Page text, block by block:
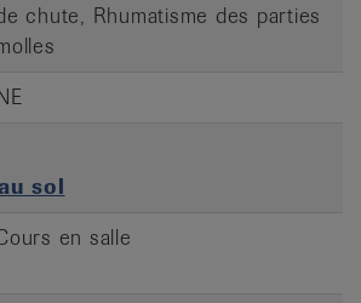
chute, Rhumatisme des parties
sol
en salle